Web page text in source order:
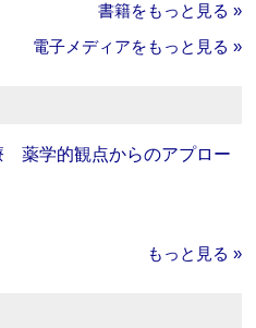
書籍をもっと見る »
電子メディアをもっと見る »
薬学的観点からのアプロー
もっと見る »